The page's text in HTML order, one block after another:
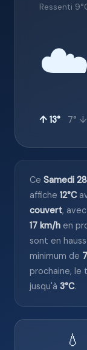
Ressenti 9
☁️
↑ 13° 7° ↓
Ce Samedi
affiche 12°C
couvert,
17 km/h en
sont en
minimum de
prochaine, le
jusqu'à 3°C.
💧